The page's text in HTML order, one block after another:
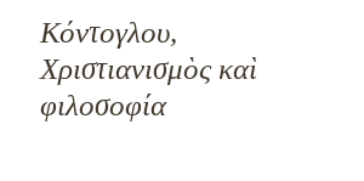
Κόντογλου,
Χριστιανισμὸς καὶ
φιλοσοφία